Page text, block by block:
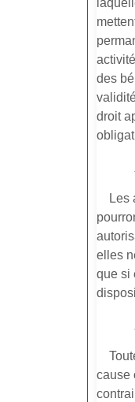
des
droit
Les
elles
que si
cause